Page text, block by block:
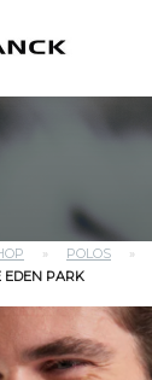
» POLOS »
EDEN PARK